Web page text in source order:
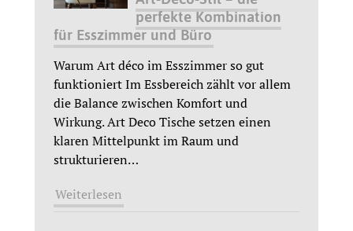
perfekte Kombination
für Esszimmer und Büro
Warum Art déco im Esszimmer so gut
funktioniert Im Essbereich zählt vor allem
die Balance zwischen Komfort und
Wirkung. Art Deco Tische setzen einen
klaren Mittelpunkt im Raum und
strukturieren…
Weiterlesen